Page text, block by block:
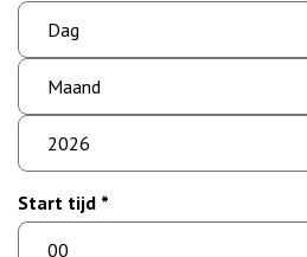
dag
maand
jaar
Start tijd *
uur